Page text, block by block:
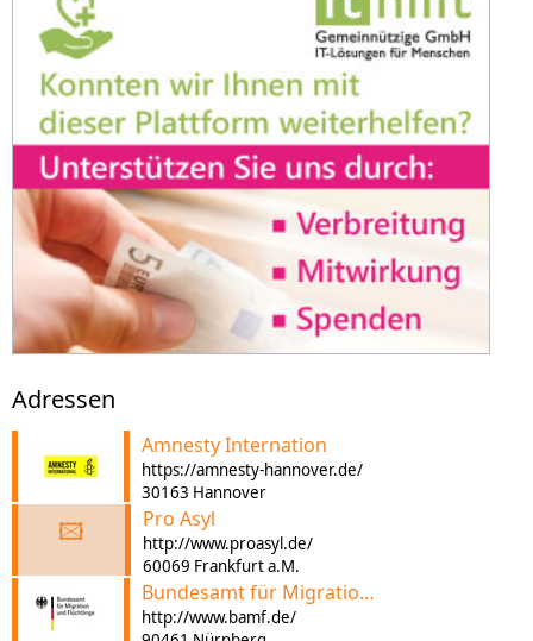
Adressen
Amnesty Internation
https://amnesty-hannover.de/
30163 Hannover
🖾 Pro Asyl
http://www.proasyl.de/
60069 Frankfurt a.M.
Bundesamt für Migration und Flüchtlinge
http://www.bamf.de/